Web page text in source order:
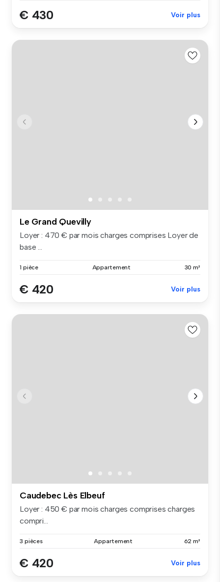
€ 430 Voir plus
Le Grand Quevilly
Loyer : 470 € par mois charges comprises Loyer de
base ...
1 pièce Appartement 30 m²
€ 420 Voir plus
Caudebec Lès Elbeuf
Loyer : 450 € par mois charges comprises charges
compri...
3 pièces Appartement 62 m²
€ 420 Voir plus